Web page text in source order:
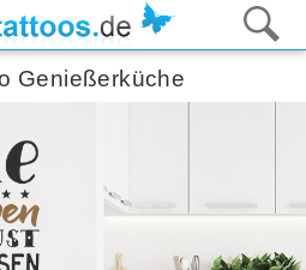
Genießerküche